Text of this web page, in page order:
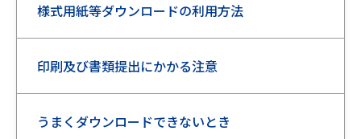
様式用紙等ダウンロードの利用方法
印刷及び書類提出にかかる注意
うまくダウンロードできないとき